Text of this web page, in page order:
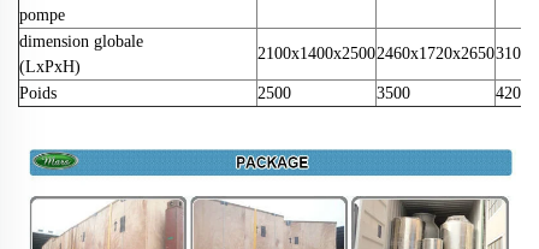
pompe
dimension globale
(LxPxH)
2100x1400x25002460x1720x2650
Poids 2500 3500 4200